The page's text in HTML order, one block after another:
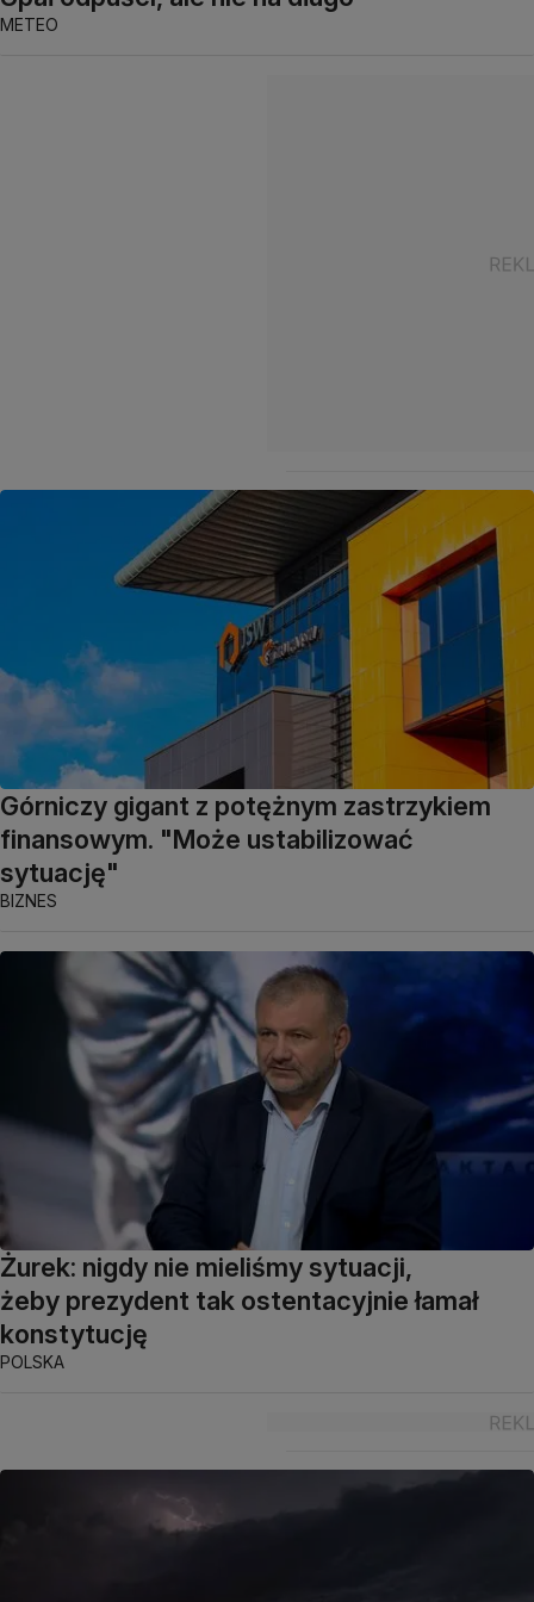
METEO
Górniczy gigant z potężnym zastrzykiem
finansowym. "Może ustabilizować
sytuację"
BIZNES
Żurek: nigdy nie mieliśmy sytuacji,
żeby prezydent tak ostentacyjnie łamał
konstytucję
POLSKA